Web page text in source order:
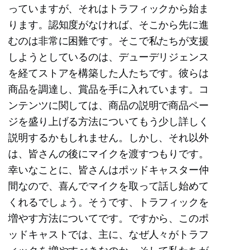
っていますが、それはトラフィックから始ま
ります。認知度がなければ、そこから先に進
むのは非常に困難です。そこで私たちが支援
しようとしているのは、デューデリジェンス
を経てストアを構築した人たちです。彼らは
商品を調達し、賞品を手に入れています。コ
ンテンツに関しては、商品の説明で商品ペー
ジを盛り上げる方法についてもう少し詳しく
説明するかもしれません。しかし、それ以外
は、皆さんの後にマイクを渡すつもりです。
幸いなことに、皆さんはポッドキャスター仲
間なので、喜んでマイクを取って話し始めて
くれるでしょう。そうです、トラフィックを
増やす方法についてです。ですから、このポ
ッドキャストでは、主に、なぜ人々がトラフ